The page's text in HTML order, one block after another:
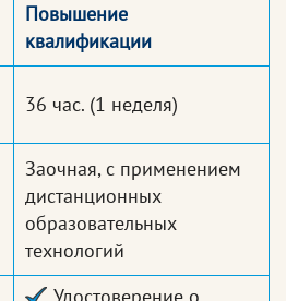
Повышение
квалификации
36 час. (1 неделя)
Заочная, с применением
дистанционных
образовательных
технологий